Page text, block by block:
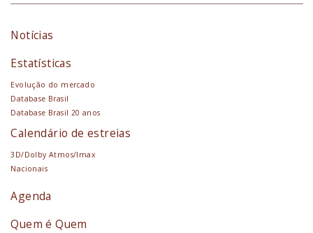
Notícias
Estatísticas
Evolução do mercado
Database Brasil
Database Brasil 20 anos
Calendário de estreias
3D/Dolby Atmos/Imax
Nacionais
Agenda
Quem é Quem